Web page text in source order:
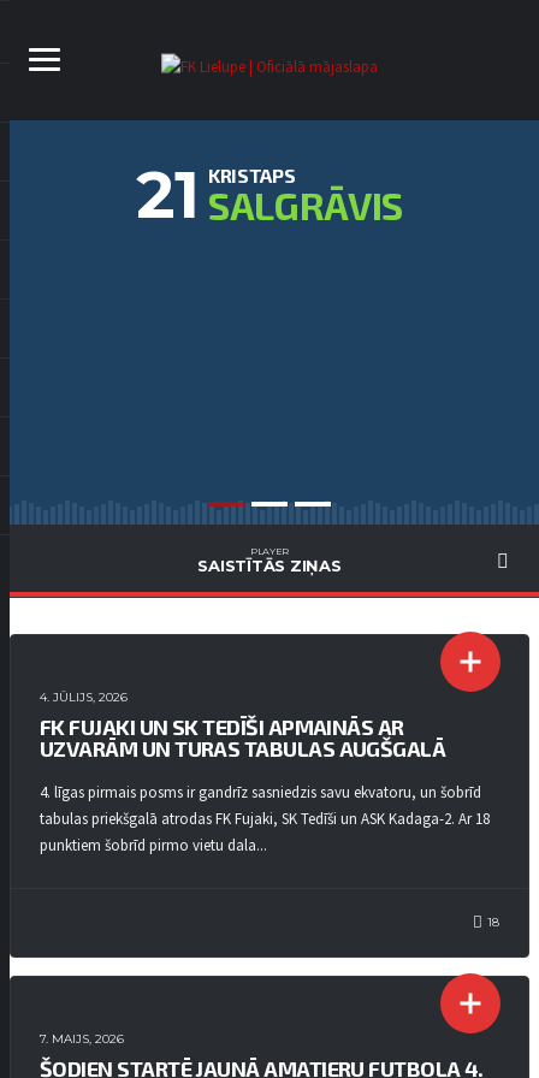
21 KRISTAPS
SALGRĀVIS
PLAYER
SAISTĪTĀS ZIŅAS
4. JŪLIJS, 2026
FK FUJAKI UN SK TEDĪŠI APMAINĀS AR
UZVARĀM UN TURAS TABULAS AUGŠGALĀ
4. līgas pirmais posms ir gandrīz sasniedzis savu ekvatoru, un šobrīd
tabulas priekšgalā atrodas FK Fujaki, SK Tedīši un ASK Kadaga-2. Ar 18
punktiem šobrīd pirmo vietu dala...
18
7. MAIJS, 2026
ŠODIEN STARTĒ JAUNĀ AMATIERU FUTBOLA 4.